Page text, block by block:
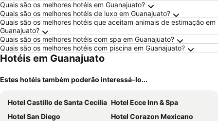
Quais são os melhores hotéis em Guanajuato?
Quais são os melhores hotéis de luxo em Guanajuato?
Quais são os melhores hotéis que aceitam animais de estimação em
Guanajuato?
Quais são os melhores hotéis com spa em Guanajuato?
Quais são os melhores hotéis com piscina em Guanajuato?
Hotéis em Guanajuato
Estes hotéis também poderão interessá-lo...
Hotel Castillo de Santa Cecilia Hotel Ecce Inn & Spa
Hotel San Diego
Hotel Corazon Mexicano